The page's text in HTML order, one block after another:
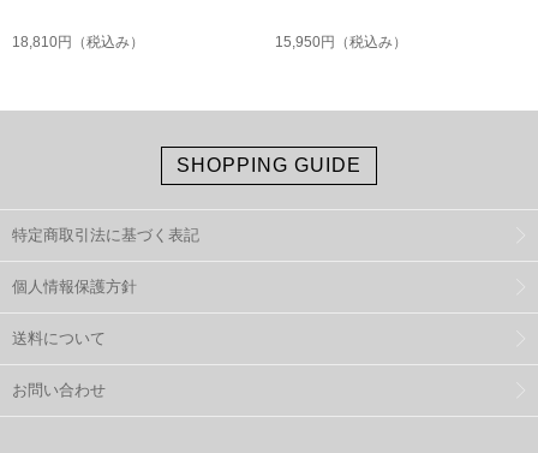
18,810円 （税込み） 15,950円 （税込み）
SHOPPING GUIDE
特定商取引法に基づく表記
個人情報保護方針
送料について
お問い合わせ